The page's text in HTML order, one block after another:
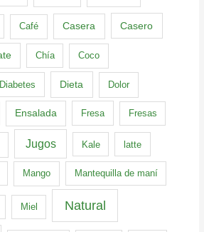
Café Casera Casero
Chía Coco
Diabetes Dieta Dolor
Ensalada Fresa Fresas
Jugos Kale latte
Mango Mantequilla de maní
Miel Natural